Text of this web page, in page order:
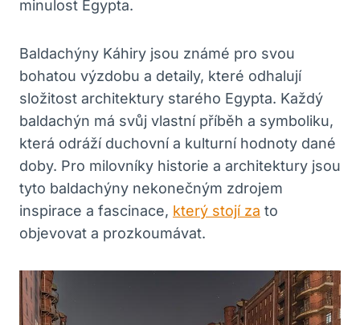
minulost Egypta.
Baldachýny Káhiry jsou známé pro svou
bohatou výzdobu a detaily, které odhalují
složitost architektury starého Egypta. Každý
baldachýn má svůj vlastní příběh a symboliku,
která odráží duchovní a kulturní hodnoty dané
doby. Pro milovníky historie a architektury jsou
tyto baldachýny nekonečným zdrojem
inspirace a fascinace, který stojí za to
objevovat a prozkoumávat.